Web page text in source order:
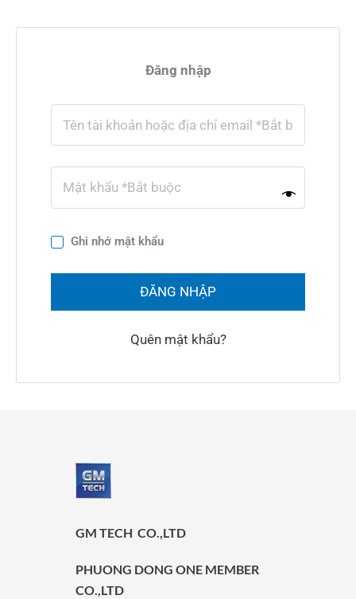
Đăng nhập
Ghi nhớ mật khẩu
ĐĂNG NHẬP
Quên mật khẩu?
GM TECH CO.,LTD
PHUONG DONG ONE MEMBER
CO.,LTD